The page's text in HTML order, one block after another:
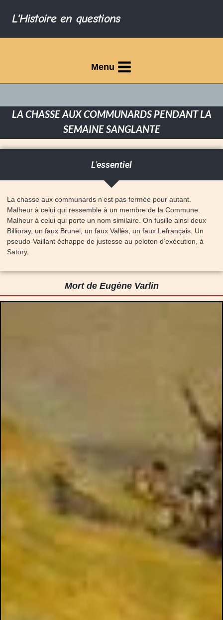
L'Histoire en questions
Menu
LA CHASSE AUX COMMUNARDS PENDANT LA
SEMAINE SANGLANTE
L'essentiel
La chasse aux communards n’est pas fermée pour autant.
Malheur à celui qui ressemble à un membre de la Commune.
Malheur à celui qui porte un nom similaire. On fusille ainsi deux
Billioray, un faux Brunel, un faux Vallès, un faux Lefrançais. Un
pseudo-Vaillant échappe de justesse au peloton d’exécution, à
Satory.
Mort de Eugène Varlin